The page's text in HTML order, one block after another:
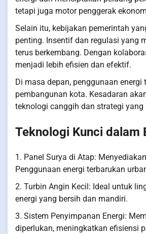
tetapi juga motor penggerak
Selain itu, kebijakan pemerintah
penting. Insentif dan regulasi yang
terus berkembang. Dengan
menjadi lebih efisien dan efektif.
Di masa depan, penggunaan
pembangunan kota. Kesadaran
teknologi canggih dan strategi
Teknologi Kunci dalam
1. Panel Surya di Atap:
Penggunaan energi terbarukan
2. Turbin Angin Kecil: Ideal untuk
energi yang bersih dan mandiri.
3. Sistem Penyimpanan Energi:
diperlukan, meningkatkan efisiensi